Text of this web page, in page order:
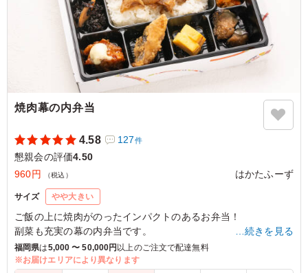
焼肉幕の内弁当
4.58 127件
懇親会の評価4.50
960円
（税込） はかたふーず
サイズ やや大きい
ご飯の上に焼肉がのったインパクトのあるお弁当！
副菜も充実の幕の内弁当です。
5.0 株式会社九電ハイテック
…続きを見る
福岡県は5,000 〜 50,000円以上のご注文で配達無料
※お届けエリアにより異なります